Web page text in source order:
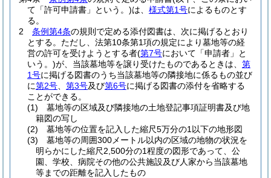
て「許可申請書」という。)は、 様式第1号によるものとす
る。
2
条例第4条の規則で定める添付図書は、次に掲げるとおり
とする。 ただし、法第10条第1項の規定により墓地等の経
営の許可を受けようとする者(第7号において「申請者」と
いう。)が、当該墓地等を譲り受けたものであるときは、 第
1号に掲げる図書のうち当該墓地等の隣接地に係るもの並び
に第2号 第3号及び第6号に掲げる図書の添付を省略する
ことができる。
(1)
墓地等の区域及び隣接地の土地登記事項証明書及び地
籍図の写し
(2)
墓地等の位置を記入した縮尺5万分の1以下の地形図
(3)
墓地等の周囲300メートル以内の区域の地物の状況を
明らかにした縮尺2,500分の1程度の図形であって、公
園、学校、病院その他の公共施設及び人家から当該墓地
等までの距離を記入したもの